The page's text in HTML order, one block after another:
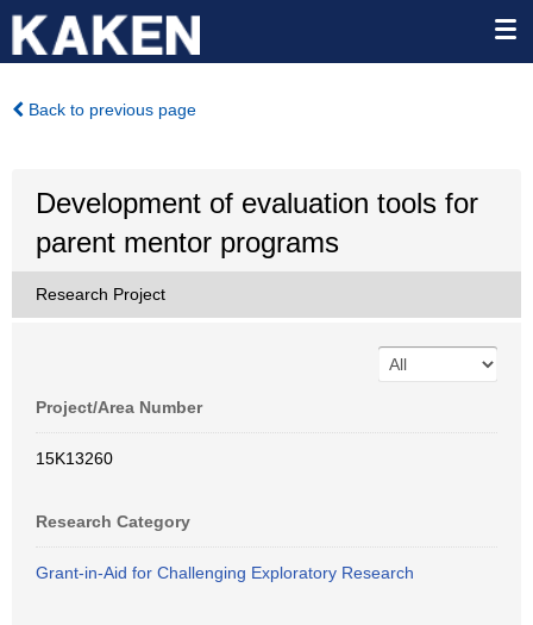
Back to previous page
Development of evaluation tools for
parent mentor programs
Research Project
Project/Area Number
15K13260
Research Category
Grant-in-Aid for Challenging Exploratory Research